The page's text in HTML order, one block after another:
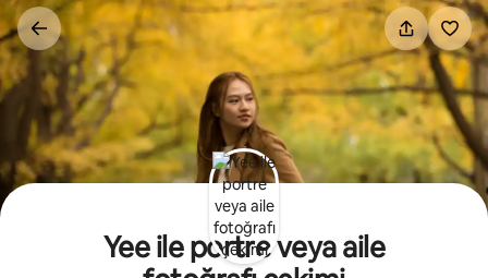
İçeriğe
atla
Yee ile portre veya aile